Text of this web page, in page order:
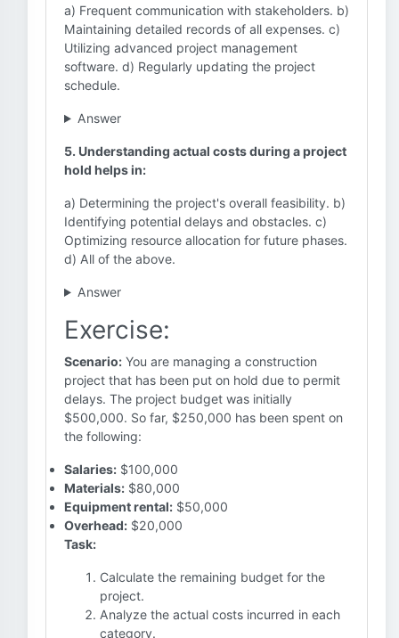
a) Frequent communication with stakeholders. b)
Maintaining detailed records of all expenses. c)
Utilizing advanced project management
software. d) Regularly updating the project
schedule.
Answer
5. Understanding actual costs during a project
hold helps in:
a) Determining the project's overall feasibility. b)
Identifying potential delays and obstacles. c)
Optimizing resource allocation for future phases.
d) All of the above.
Answer
Exercise:
Scenario: You are managing a construction
project that has been put on hold due to permit
delays. The project budget was initially
$500,000. So far, $250,000 has been spent on
the following:
Salaries: $100,000
Materials: $80,000
Equipment rental: $50,000
Overhead: $20,000
Task:
Calculate the remaining budget for the
project.
Analyze the actual costs incurred in each
category.